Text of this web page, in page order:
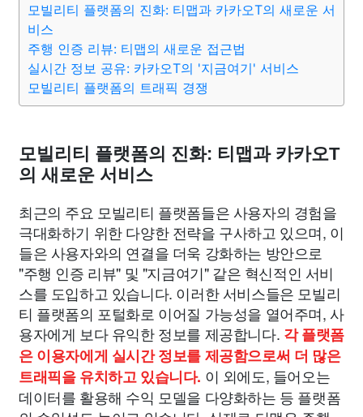
모빌리티 플랫폼의 진화: 티맵과 카카오T의 새로운 서
비스
주행 인증 리뷰: 티맵의 새로운 접근법
실시간 정보 공유: 카카오T의 '지금여기' 서비스
모빌리티 플랫폼의 트래픽 경쟁
모빌리티 플랫폼의 진화: 티맵과 카카오T
의 새로운 서비스
최근의 주요 모빌리티 플랫폼들은 사용자의 경험을
극대화하기 위한 다양한 전략을 구사하고 있으며, 이
들은 사용자와의 연결을 더욱 강화하는 방안으로
"주행 인증 리뷰" 및 "지금여기" 같은 혁신적인 서비
스를 도입하고 있습니다. 이러한 서비스들은 모빌리
티 플랫폼의 포털화로 이어질 가능성을 열어주며, 사
용자에게 보다 유익한 정보를 제공합니다. 각 플랫폼
은 이용자에게 실시간 정보를 제공함으로써 더 많은
트래픽을 유치하고 있습니다. 이 외에도, 들어오는
데이터를 활용해 수익 모델을 다양화하는 등 플랫폼